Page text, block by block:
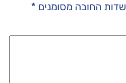
שדות החובה מסומנים *